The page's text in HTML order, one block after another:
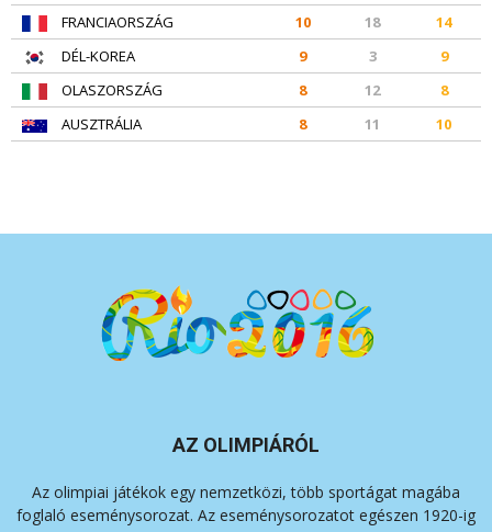
FRANCIAORSZÁG
10 18
14
DÉL-KOREA
9 3
9
OLASZORSZÁG
8 12
8
AUSZTRÁLIA
8 11 10
AZ OLIMPIÁRÓL
Az olimpiai játékok egy nemzetközi, több sportágat magába
foglaló eseménysorozat. Az eseménysorozatot egészen 1920-ig